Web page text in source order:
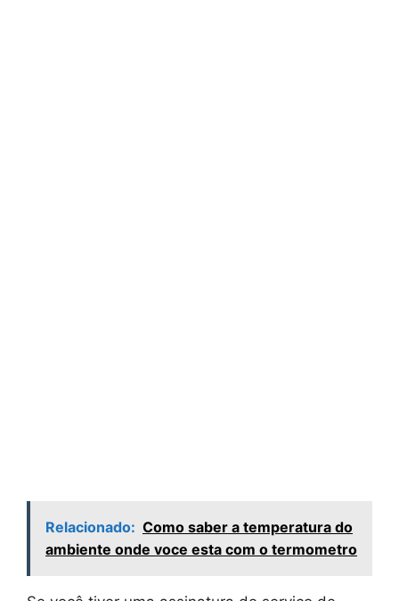
Relacionado: Como saber a temperatura do
ambiente onde voce esta com o termometro